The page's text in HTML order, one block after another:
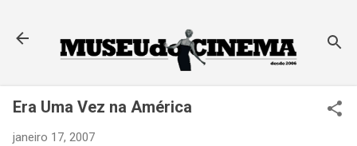
Era Uma Vez na América
janeiro 17, 2007